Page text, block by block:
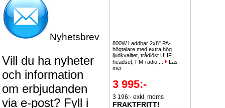
Nyhetsbrev
Vill du ha nyheter
och information
om erbjudanden
via e-post? Fyll i
800W Laddbar 2x8" PA-
högtalare med extra hög
ljudkvalitet, trådlöst UHF
headset, FM-radio,...
Läs
mer
3 995:-
3 196:- exkl. moms
FRAKTFRITT!